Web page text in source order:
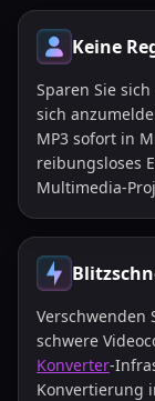
Keine
Sparen Sie
sich
MP3 sofort in
reibungsloses
Multimedia-
Verschwenden
schwere
Konverter-
Konvertierung